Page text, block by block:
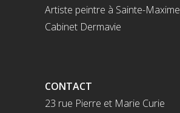
Artiste peintre à Sainte-Maxime
Cabinet Dermavie
CONTACT
23 rue Pierre et Marie Curie